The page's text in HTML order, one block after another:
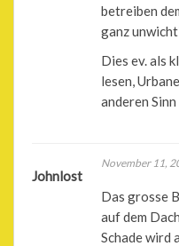
betreiben
ganz
Dies ev. als
lesen,
anderen
Johnlost
November 11,
Das grosse
auf dem
Schade wird